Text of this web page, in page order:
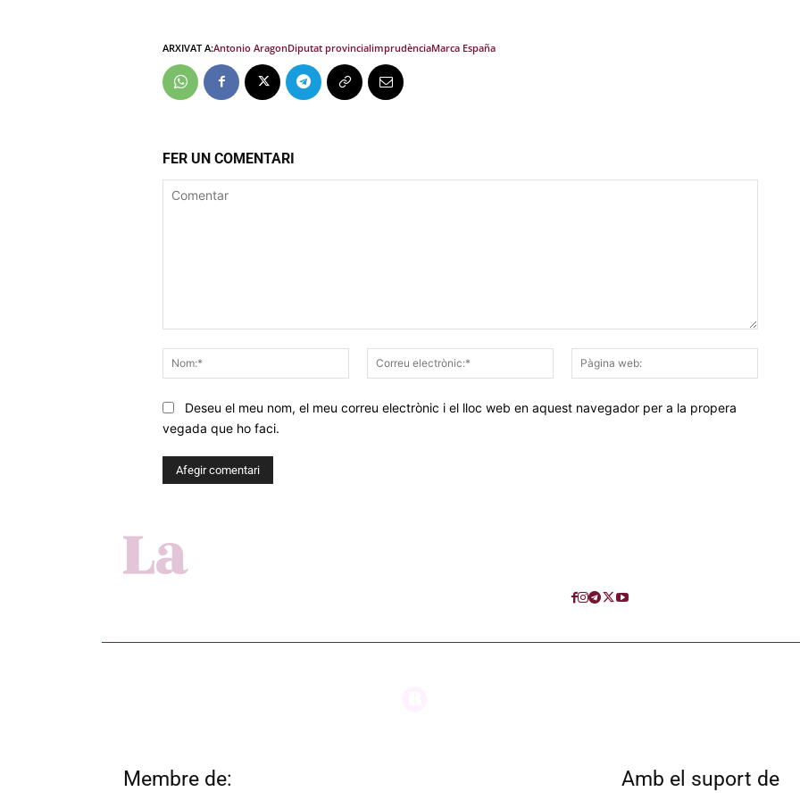
ARXIVAT A:Antonio AragonDiputat provincialimprudènciaMarca España
FER UN COMENTARI
Nom:*
Correu
electrònic:*
web:
Deseu el meu nom, el meu correu electrònic i el lloc web en aquest navegador per a la propera
vegada que ho faci.
Membre de: Amb el suport de